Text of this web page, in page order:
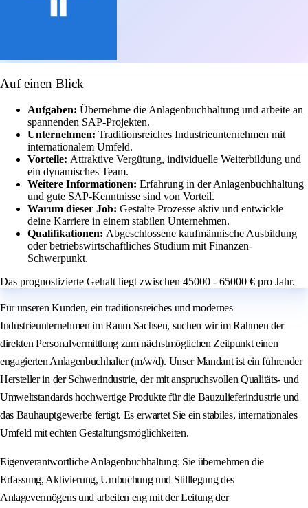
Auf einen Blick
Aufgaben: Übernehme die Anlagenbuchhaltung und arbeite an
spannenden SAP-Projekten.
Unternehmen: Traditionsreiches Industrieunternehmen mit
internationalem Umfeld.
Vorteile: Attraktive Vergütung, individuelle Weiterbildung und
ein dynamisches Team.
Weitere Informationen: Erfahrung in der Anlagenbuchhaltung
und gute SAP-Kenntnisse sind von Vorteil.
Warum dieser Job: Gestalte Prozesse aktiv und entwickle
deine Karriere in einem stabilen Unternehmen.
Qualifikationen: Abgeschlossene kaufmännische Ausbildung
oder betriebswirtschaftliches Studium mit Finanzen-
Schwerpunkt.
Das prognostizierte Gehalt liegt zwischen 45000 - 65000 € pro Jahr.
Für unseren Kunden, ein traditionsreiches und modernes
Industrieunternehmen im Raum Sachsen, suchen wir im Rahmen der
direkten Personalvermittlung zum nächstmöglichen Zeitpunkt einen
engagierten Anlagenbuchhalter (m/w/d). Unser Mandant ist ein führender
Hersteller in der Schwerindustrie, der mit anspruchsvollen Qualitäts- und
Umweltstandards hochwertige Produkte für die Bauzulieferindustrie und
das Bauhauptgewerbe fertigt. Es erwartet Sie ein stabiles, internationales
Umfeld mit echten Gestaltungsmöglichkeiten.
Eigenverantwortliche Anlagenbuchhaltung: Sie übernehmen die
Erfassung, Aktivierung, Umbuchung und Stilllegung des
Anlagevermögens und arbeiten eng mit der Leitung der